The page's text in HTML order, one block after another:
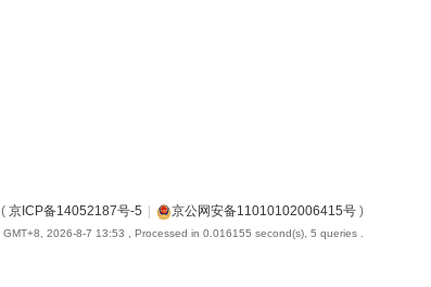
( 京ICP备14052187号-5 | 京公网安备11010102006415号 )
GMT+8, 2026-8-7 13:53 , Processed in 0.016155 second(s), 5 queries .